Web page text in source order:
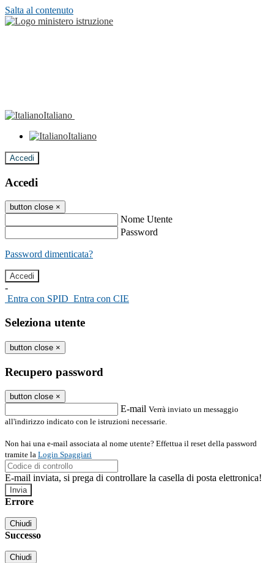
Salta al contenuto
Italiano
Italiano
Accedi
Accedi
button close ×
Nome Utente
Password
Password dimenticata?
-
Entra con SPID Entra con CIE
Seleziona utente
button close ×
Recupero password
button close ×
E-mail Verrà inviato un messaggio
all'indirizzo indicato con le istruzioni necessarie.
Non hai una e-mail associata al nome utente? Effettua il reset della password
tramite la Login Spaggiari
E-mail inviata, si prega di controllare la casella di posta elettronica!
Errore
Chiudi
Successo
Chiudi